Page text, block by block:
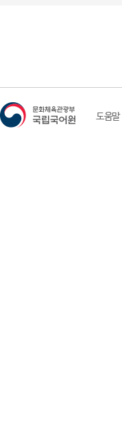
도움말